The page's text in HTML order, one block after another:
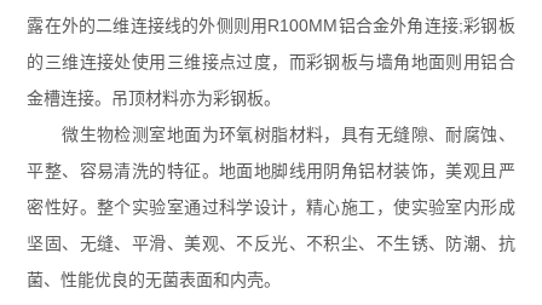
露在外的二维连接线的外侧则用R100MM铝合金外角连接;彩钢板
的三维连接处使用三维接点过度，而彩钢板与墙角地面则用铝合
金槽连接。吊顶材料亦为彩钢板。
微生物检测室地面为环氧树脂材料，具有无缝隙、耐腐蚀、
平整、容易清洗的特征。地面地脚线用阴角铝材装饰，美观且严
密性好。整个实验室通过科学设计，精心施工，使实验室内形成
坚固、无缝、平滑、美观、不反光、不积尘、不生锈、防潮、抗
菌、性能优良的无菌表面和内壳。